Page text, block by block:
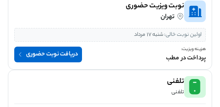
نوبت ویزیت حضوری
تهران
اولین نوبت خالی:شنبه 17 مرداد
هزینه ویزیت:
پرداخت در مطب دریافت نوبت حضوری
تلفنی
تلفنی